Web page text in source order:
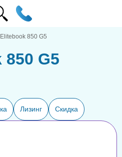
850 G5
850 G5
Лизинг Скидка